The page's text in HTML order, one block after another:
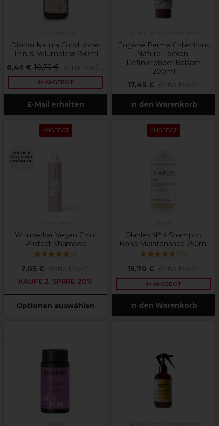
Dikson Natura Conditioner
Thin & Volumeless 250ml
6,46 € 10,76 € ohne MwSt.
IM ANGEBOT
E-Mail erhalten
Eugène Perma Collections
Nature Locken-
Definierender Balsam
200ml
17,45 €
ohne MwSt.
In den Warenkorb
ANGEBOT
weitere
Optionen
verfügbar
Wunderbar Vegan Color
Protect Shampoo
(6)
7,05 €
ohne MwSt.
KAUFE 2, SPARE 20%
Optionen auswählen
ANGEBOT
Olaplex N°.4 Shampoo
Bond Maintenance 250ml
(27)
18,70 € ohne MwSt.
IM ANGEBOT
In den Warenkorb